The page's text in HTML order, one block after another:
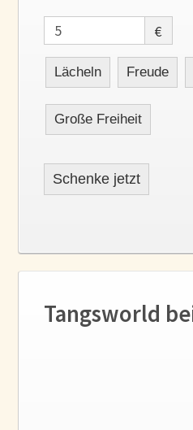
€
Lächeln Freude
Große Freiheit
Schenke jetzt
Tangsworld